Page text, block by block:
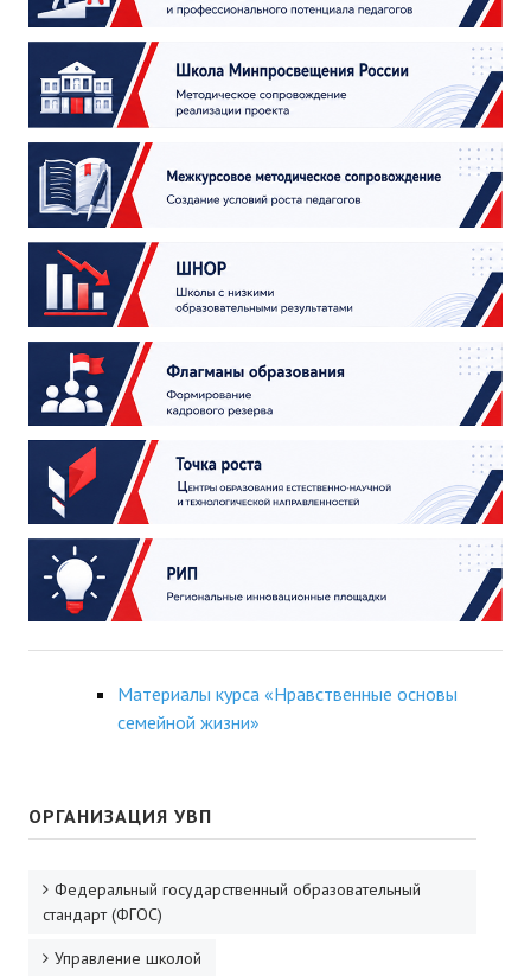
ДПО
Профессиональная переподготовка
Повышение квалификации
КОНТАКТЫ
Материалы курса «Нравственные основы
семейной жизни»
ОРГАНИЗАЦИЯ УВП
Федеральный государственный образовательный
стандарт (ФГОС)
Управление школой